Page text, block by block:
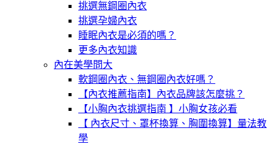
挑選無鋼圈內衣
挑選孕婦內衣
睡眠內衣是必須的嗎？
更多內衣知識
內在美學問大
軟鋼圈內衣、無鋼圈內衣好嗎？
【內衣推薦指南】內衣品牌該怎麼挑？
【小胸內衣挑選指南 】小胸女孩必看
【 內衣尺寸、罩杯換算、胸圍換算】量法教
學